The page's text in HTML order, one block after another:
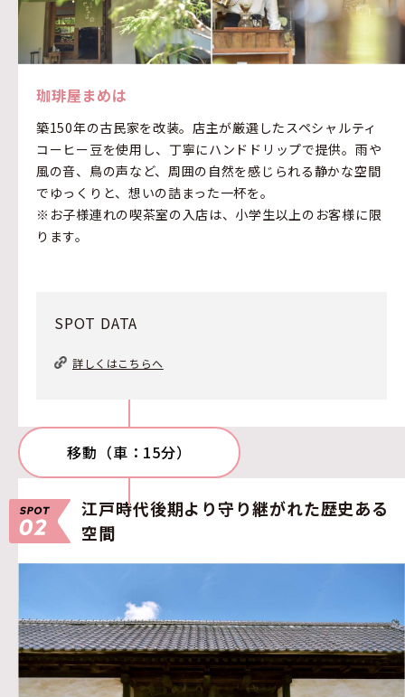
珈琲屋まめは
築150年の古民家を改装。店主が厳選したスペシャルティ
コーヒー豆を使用し、丁寧にハンドドリップで提供。雨や
風の音、鳥の声など、周囲の自然を感じられる静かな空間
でゆっくりと、想いの詰まった一杯を。
※お子様連れの喫茶室の入店は、小学生以上のお客様に限
ります。
SPOT DATA
詳しくはこちらへ
移動（車：15分）
江戸時代後期より守り継がれた歴史ある
空間